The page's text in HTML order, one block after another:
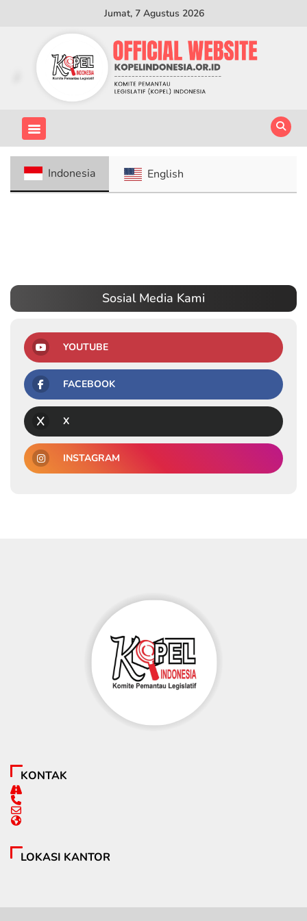
Jumat, 7 Agustus 2026
Indonesia English
Sosial Media Kami
YOUTUBE
FACEBOOK
X
INSTAGRAM
KONTAK
LOKASI KANTOR